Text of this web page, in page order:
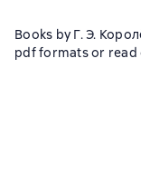
Books by Г. Э.
pdf formats or read